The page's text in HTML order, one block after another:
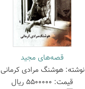
قصه‌های مجید
نوشته: هوشنگ مرادی کرمانی
قیمت: 5500000 ریال